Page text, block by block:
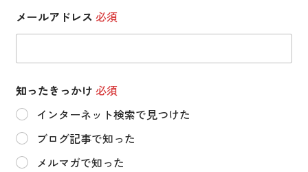
力
団
係
等
の
反
社
会
的
勢
メールアドレス必須
知ったきっかけ必須
インターネット検索で見つけた
ブログ記事で知った
メルマガで知った